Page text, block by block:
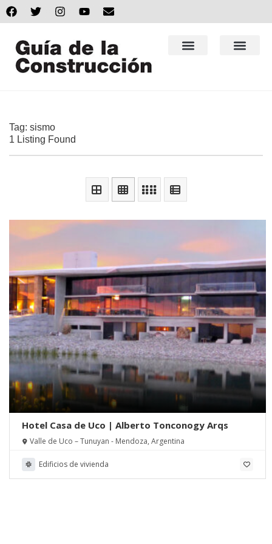
Tag: sismo
1 Listing Found
Hotel Casa de Uco | Alberto Tonconogy Arqs
Valle de Uco – Tunuyan - Mendoza, Argentina
Edificios de vivienda